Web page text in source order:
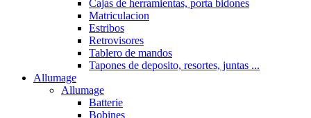
Cajas de herramientas, porta bidones
Matriculacion
Estribos
Retrovisores
Tablero de mandos
Tapones de deposito, resortes, juntas ...
Allumage
Allumage
Batterie
Bobines